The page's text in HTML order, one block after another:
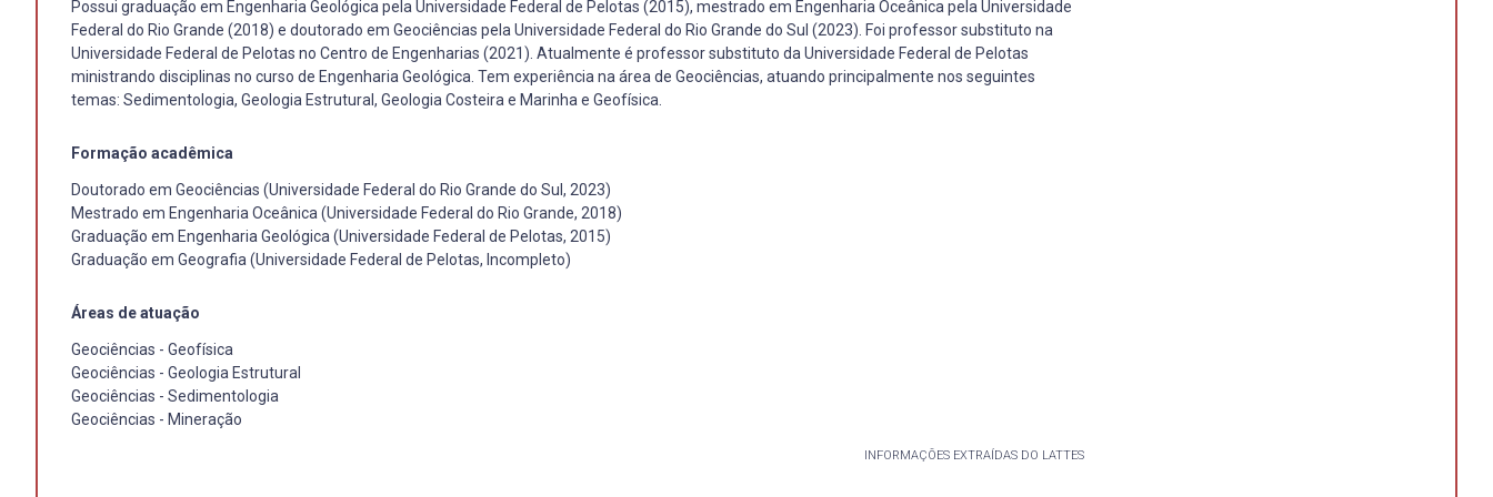
Possui graduação em Engenharia Geológica pela Universidade Federal de Pelotas (2015), mestrado em Engenharia Oceânica pela Universidade
Federal do Rio Grande (2018) e doutorado em Geociências pela Universidade Federal do Rio Grande do Sul (2023). Foi professor substituto na
Universidade Federal de Pelotas no Centro de Engenharias (2021). Atualmente é professor substituto da Universidade Federal de Pelotas
ministrando disciplinas no curso de Engenharia Geológica. Tem experiência na área de Geociências, atuando principalmente nos seguintes
temas: Sedimentologia, Geologia Estrutural, Geologia Costeira e Marinha e Geofísica.
Formação acadêmica
Doutorado em Geociências (Universidade Federal do Rio Grande do Sul, 2023)
Mestrado em Engenharia Oceânica (Universidade Federal do Rio Grande, 2018)
Graduação em Engenharia Geológica (Universidade Federal de Pelotas, 2015)
Graduação em Geografia (Universidade Federal de Pelotas, Incompleto)
Áreas de atuação
Geociências - Geofísica
Geociências - Geologia Estrutural
Geociências - Sedimentologia
Geociências - Mineração
INFORMAÇÕES EXTRAÍDAS DO LATTES